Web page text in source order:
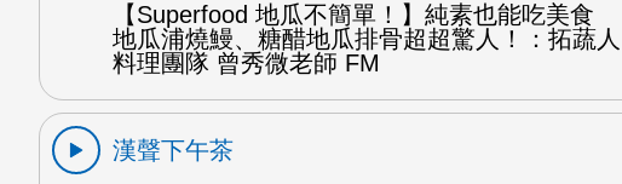
【Superfood 地瓜不簡單！】純素也能吃美食
地瓜浦燒鰻、糖醋地瓜排骨超超驚人！：拓蔬人
料理團隊 曾秀微老師 FM
漢聲下午茶